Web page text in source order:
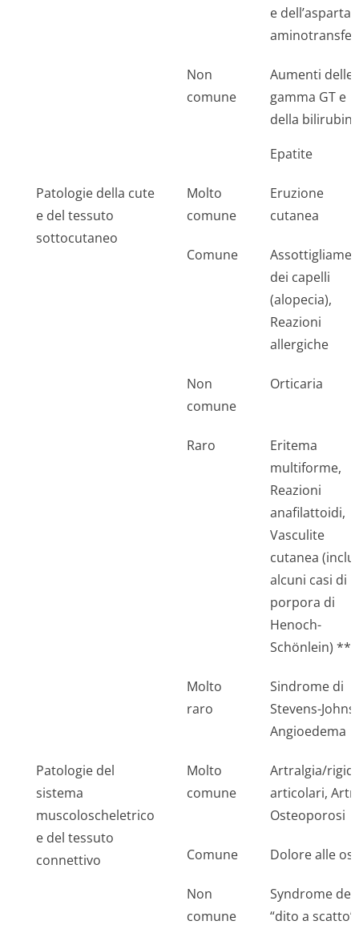
e
Non
comune
Aumenti delle
gamma GT e
della bilirubina
Epatite
Patologie della cute
e del tessuto
sottocutaneo
Molto
comune
Eruzione
cutanea
Comune
dei capelli
(alopecia),
Reazioni
allergiche
Non
comune
Orticaria
Raro
Eritema
multiforme,
Reazioni
anafilattoidi,
Vasculite
cutanea
alcuni casi di
porpora di
Henoch-
Schönlein) **
Molto
raro
Sindrome di
Stevens-
Angioedema
Patologie del
sistema
muscoloscheletrico
e del tessuto
connettivo
Molto
comune
Artralgia/
articolari,
Osteoporosi
Comune Dolore alle
Non
comune
Syndrome del
“dito a scatto”